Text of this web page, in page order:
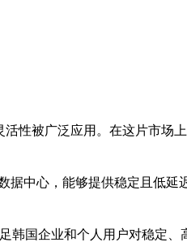
性被广泛应用。在这片市场
据中心，能够提供稳定且低
国企业和个人用户对稳定、